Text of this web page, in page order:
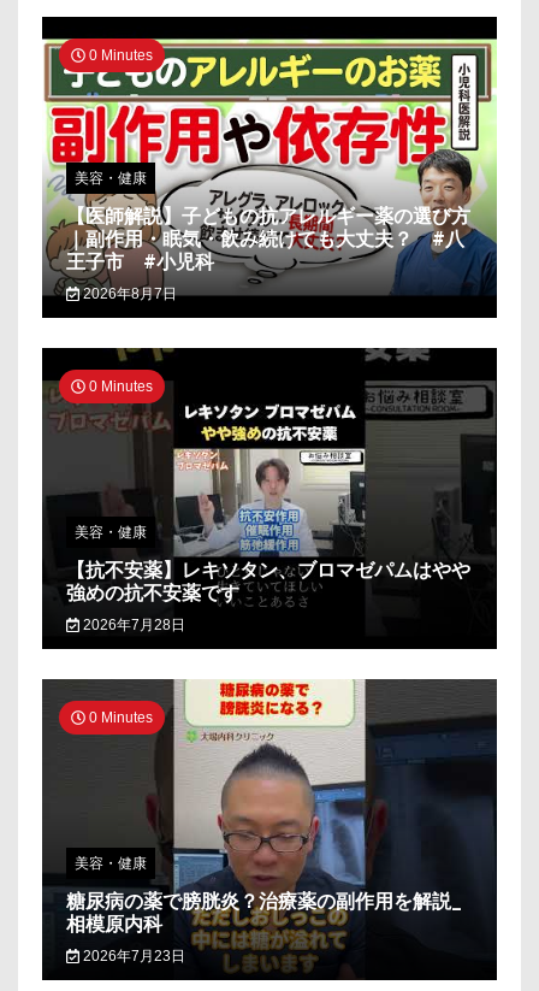
0 Minutes
美容・健康
【医師解説】子どもの抗アレルギー薬の選び方
｜副作用・眠気・飲み続けても大丈夫？ #八
王子市 #小児科
2026年8月7日
0 Minutes
美容・健康
【抗不安薬】レキソタン、ブロマゼパムはやや
強めの抗不安薬です
2026年7月28日
0 Minutes
美容・健康
糖尿病の薬で膀胱炎？治療薬の副作用を解説_
相模原内科
2026年7月23日